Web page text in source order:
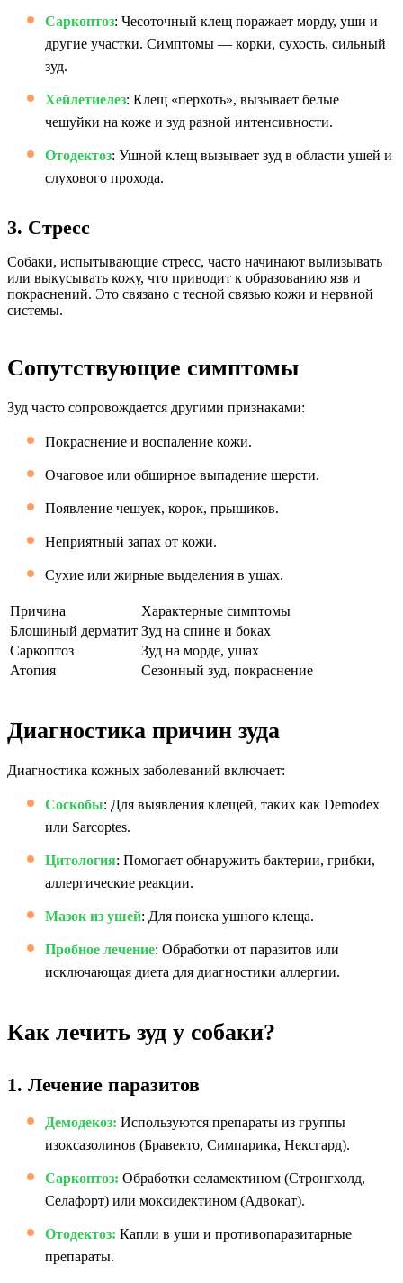
Саркоптоз: Чесоточный клещ поражает морду, уши и
другие участки. Симптомы — корки, сухость, сильный
зуд.
Хейлетиелез: Клещ «перхоть», вызывает белые
чешуйки на коже и зуд разной интенсивности.
Отодектоз: Ушной клещ вызывает зуд в области ушей и
слухового прохода.
3. Стресс
Собаки, испытывающие стресс, часто начинают вылизывать
или выкусывать кожу, что приводит к образованию язв и
покраснений. Это связано с тесной связью кожи и нервной
системы.
Сопутствующие симптомы
Зуд часто сопровождается другими признаками:
Покраснение и воспаление кожи.
Очаговое или обширное выпадение шерсти.
Появление чешуек, корок, прыщиков.
Неприятный запах от кожи.
Сухие или жирные выделения в ушах.
Причина
Характерные симптомы
Блошиный дерматит Зуд на спине и боках
Саркоптоз
Зуд на морде, ушах
Атопия
Сезонный зуд, покраснение
Диагностика причин зуда
Диагностика кожных заболеваний включает:
Соскобы: Для выявления клещей, таких как Demodex
или Sarcoptes.
Цитология: Помогает обнаружить бактерии, грибки,
аллергические реакции.
Мазок из ушей: Для поиска ушного клеща.
Пробное лечение: Обработки от паразитов или
исключающая диета для диагностики аллергии.
Как лечить зуд у собаки?
1. Лечение паразитов
Демодекоз: Используются препараты из группы
изоксазолинов (Бравекто, Симпарика, Нексгард).
Саркоптоз: Обработки селамектином (Стронгхолд,
Селафорт) или моксидектином (Адвокат).
Отодектоз: Капли в уши и противопаразитарные
препараты.